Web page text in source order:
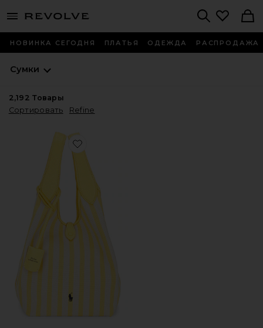
menu - shows more content
НОВИНКА СЕГОДНЯ ПЛАТЬЯ ОДЕЖДА РАСПРОДАЖА
Сумки
2,192 Товары
Сортировать
Refine
Favorite ??????? ?????-???? ?? ?????????? ??????? ? ????